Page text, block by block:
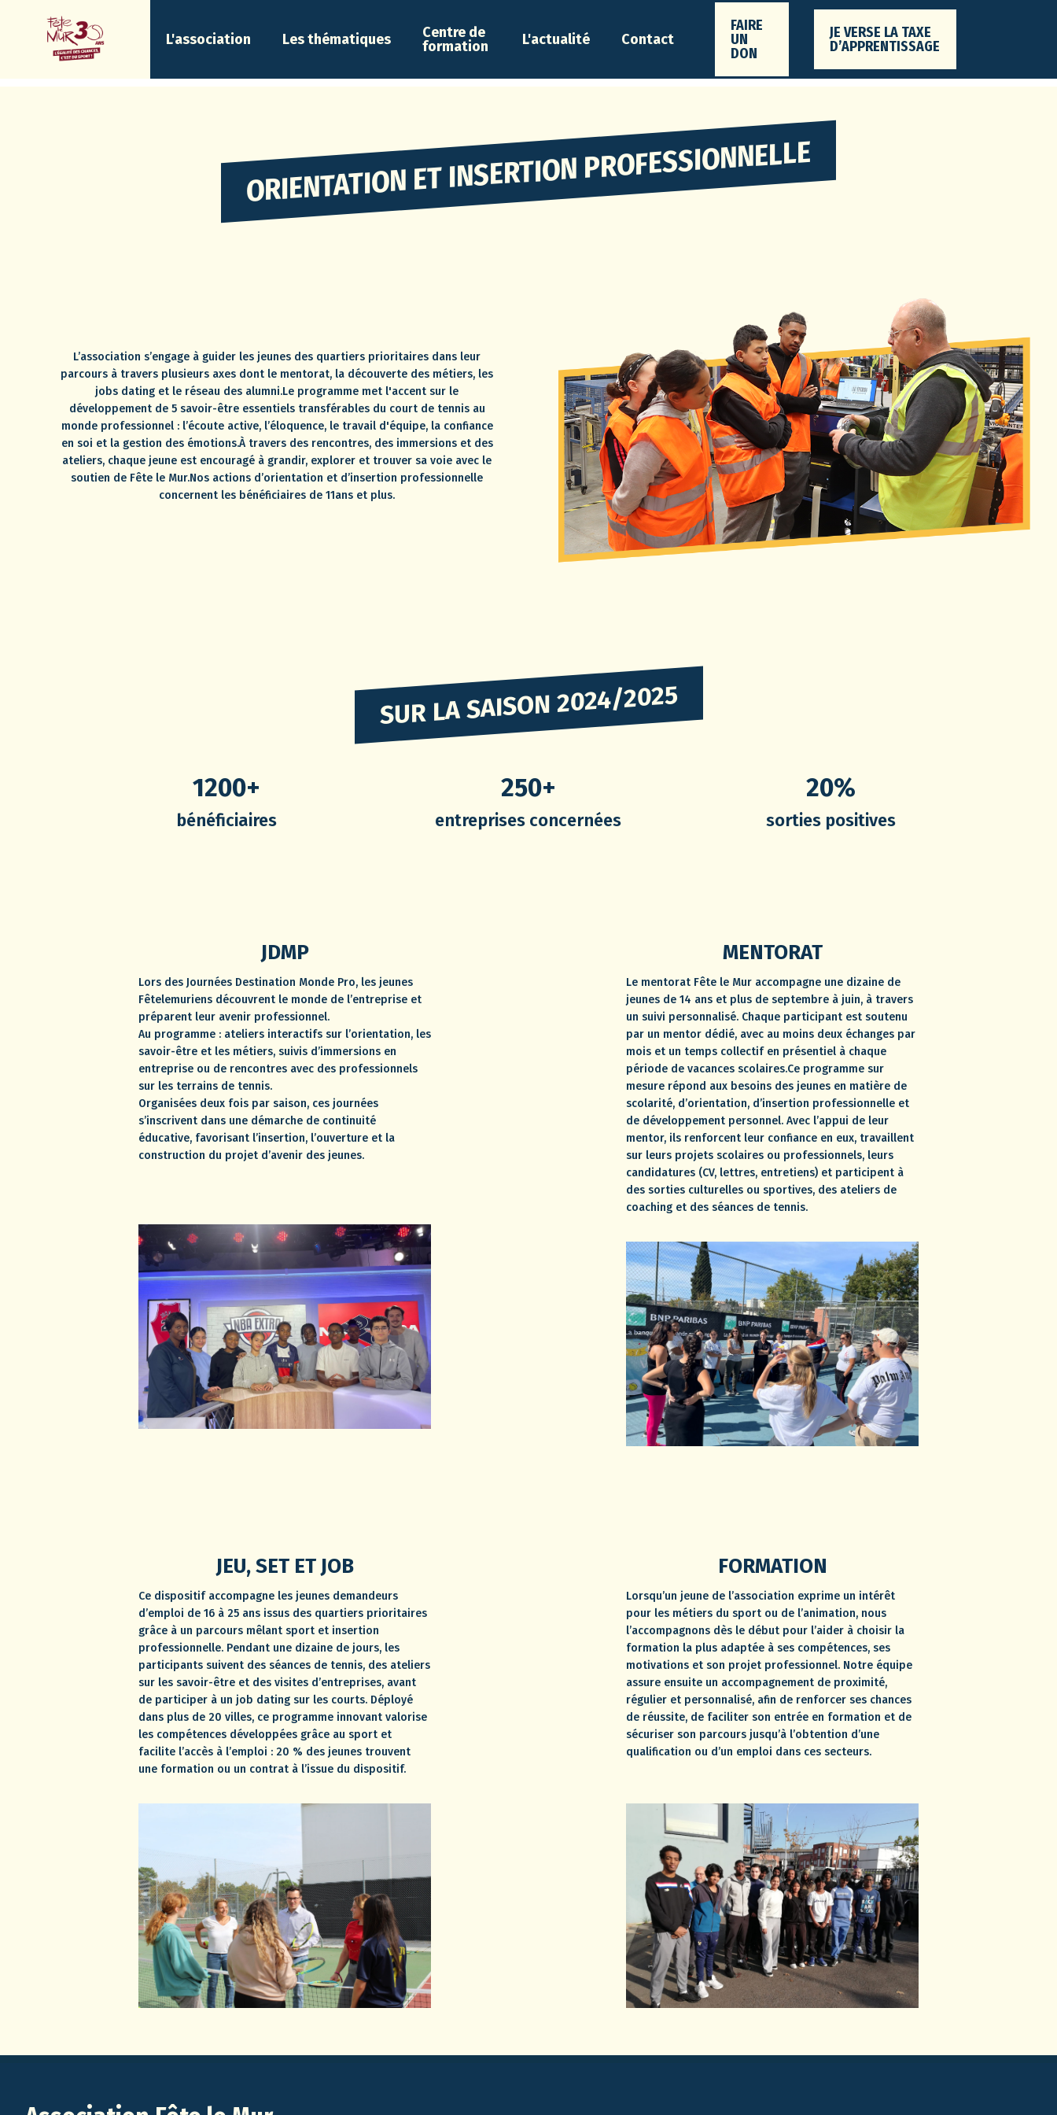
L'association Les thématiques
Centre de
formation
L'actualité Contact
FAIRE
UN
DON
JE VERSE LA TAXE
D’APPRENTISSAGE
ORIENTATION ET INSERTION PROFESSIONNELLE
L’association s’engage à guider les jeunes des quartiers prioritaires dans leur
parcours à travers plusieurs axes dont le mentorat, la découverte des métiers, les
jobs dating et le réseau des alumni.Le programme met l'accent sur le
développement de 5 savoir-être essentiels transférables du court de tennis au
monde professionnel : l’écoute active, l’éloquence, le travail d'équipe, la confiance
en soi et la gestion des émotions.À travers des rencontres, des immersions et des
ateliers, chaque jeune est encouragé à grandir, explorer et trouver sa voie avec le
soutien de Fête le Mur.Nos actions d’orientation et d’insertion professionnelle
concernent les bénéficiaires de 11ans et plus.
SUR LA SAISON 2024/2025
1200+
bénéficiaires
250+
entreprises concernées
20%
sorties positives
JDMP
Lors des Journées Destination Monde Pro, les jeunes
Fêtelemuriens découvrent le monde de l’entreprise et
préparent leur avenir professionnel.
Au programme : ateliers interactifs sur l’orientation, les
savoir-être et les métiers, suivis d’immersions en
entreprise ou de rencontres avec des professionnels
sur les terrains de tennis.
Organisées deux fois par saison, ces journées
s’inscrivent dans une démarche de continuité
éducative, favorisant l’insertion, l’ouverture et la
construction du projet d’avenir des jeunes.
MENTORAT
Le mentorat Fête le Mur accompagne une dizaine de
jeunes de 14 ans et plus de septembre à juin, à travers
un suivi personnalisé. Chaque participant est soutenu
par un mentor dédié, avec au moins deux échanges par
mois et un temps collectif en présentiel à chaque
période de vacances scolaires.Ce programme sur
mesure répond aux besoins des jeunes en matière de
scolarité, d’orientation, d’insertion professionnelle et
de développement personnel. Avec l’appui de leur
mentor, ils renforcent leur confiance en eux, travaillent
sur leurs projets scolaires ou professionnels, leurs
candidatures (CV, lettres, entretiens) et participent à
des sorties culturelles ou sportives, des ateliers de
coaching et des séances de tennis.
JEU, SET ET JOB
Ce dispositif accompagne les jeunes demandeurs
d’emploi de 16 à 25 ans issus des quartiers prioritaires
grâce à un parcours mêlant sport et insertion
professionnelle. Pendant une dizaine de jours, les
participants suivent des séances de tennis, des ateliers
sur les savoir-être et des visites d’entreprises, avant
de participer à un job dating sur les courts. Déployé
dans plus de 20 villes, ce programme innovant valorise
les compétences développées grâce au sport et
facilite l’accès à l’emploi : 20 % des jeunes trouvent
une formation ou un contrat à l’issue du dispositif.
FORMATION
Lorsqu’un jeune de l’association exprime un intérêt
pour les métiers du sport ou de l’animation, nous
l’accompagnons dès le début pour l’aider à choisir la
formation la plus adaptée à ses compétences, ses
motivations et son projet professionnel. Notre équipe
assure ensuite un accompagnement de proximité,
régulier et personnalisé, afin de renforcer ses chances
de réussite, de faciliter son entrée en formation et de
sécuriser son parcours jusqu’à l’obtention d’une
qualification ou d’un emploi dans ces secteurs.